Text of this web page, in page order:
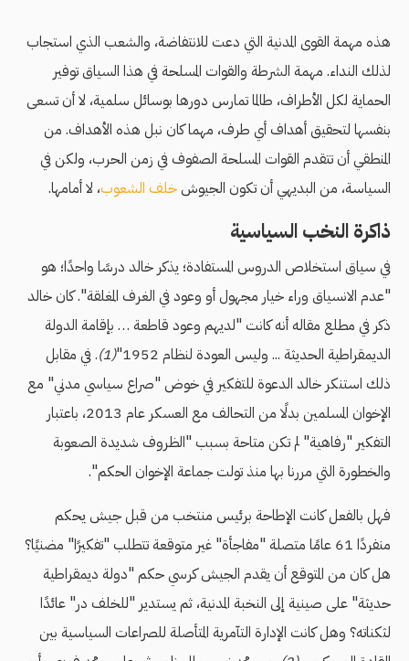
هذه مهمة القوى المدنية التي دعت للانتفاضة، والشعب الذي استجاب
لذلك النداء. مهمة الشرطة والقوات المسلحة في هذا السياق توفير
الحماية لكل الأطراف، طالما تمارس دورها بوسائل سلمية، لا أن تسعى
بنفسها لتحقيق أهداف أي طرف، مهما كان نبل هذه الأهداف. من
المنطقي أن تتقدم القوات المسلحة الصفوف في زمن الحرب، ولكن في
السياسة، من البديهي أن تكون الجيوشخلف الشعوب، لا أمامها.
ذاكرة النخب السياسية
في سياق استخلاص الدروس المستفادة؛ يذكر خالد درسًا واحدًا؛ هو
"عدم الانسياق وراء خيار مجهول أو وعود في الغرف المغلقة". كان خالد
ذكر في مطلع مقاله أنه كانت "لديهم وعود قاطعة … بإقامة الدولة
الديمقراطية الحديثة ... وليس العودة لنظام 1952"
(1)
. في مقابل
ذلك استنكر خالد الدعوة للتفكير في خوض "صراع سياسي مدني" مع
الإخوان المسلمين بدلًا من التحالف مع العسكر عام 2013، باعتبار
التفكير "رفاهية" لم تكن متاحة بسبب "الظروف شديدة الصعوبة
والخطورة التي مررنا بها منذ تولت جماعة الإخوان الحكم".
فهل بالفعل كانت الإطاحة برئيس منتخب من قبل جيش يحكم
منفردًا 61 عامًا متصلة "مفاجأة" غير متوقعة تتطلب "تفكيرًا" مضنيًا؟
هل كان من المتوقع أن يقدم الجيش كرسي حكم "دولة ديمقراطية
حديثة" على صينية إلى النخبة المدنية، ثم يستدير "للخلف در" عائدًا
لثكناته؟ وهل كانت الإدارة التآمرية المتأصلة للصراعات السياسية بين